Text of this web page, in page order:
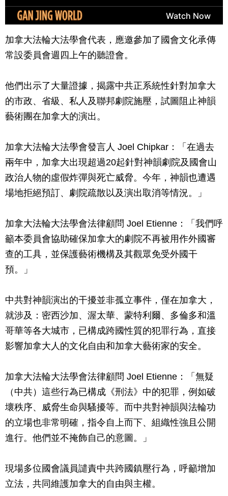
加拿大法輪大法學會代表，應邀參加了國會文化承傳
常設委員會週四上午的聽證會。
他們出示了大量證據，揭露中共正系統性針對加拿大
的市政、省級、私人及聯邦劇院施壓，試圖阻止神韻
藝術團在加拿大的演出。
加拿大法輪大法學會發言人 Joel Chipkar：「在過去
兩年中，加拿大出現超過20起針對神韻劇院及國會山
政治人物的虛假炸彈與死亡威脅。今年，神韻也遭遇
場地拒絕預訂、劇院疏散以及演出取消等情況。」
加拿大法輪大法學會法律顧問 Joel Etienne：「我們呼
籲本委員會協助確保加拿大的劇院不再被用作外國審
查的工具，並保護藝術機構及其觀眾免受外國干
預。」
中共對神韻演出的干擾並非孤立事件，僅在加拿大，
就涉及：密西沙加、渥太華、蒙特利爾、多倫多和溫
哥華等各大城市，已構成跨國性質的犯罪行為，直接
影響加拿大人的文化自由和加拿大藝術家的安全。
加拿大法輪大法學會法律顧問 Joel Etienne：「無疑
（中共）這些行為已構成《刑法》中的犯罪，例如破
壞秩序、威脅生命與騷擾等。而中共對神韻與法輪功
的立場也非常明確，指令自上而下、組織性強且公開
進行。他們並不掩飾自己的意圖。」
現場多位國會議員譴責中共跨國鎮壓行為，呼籲增加
立法，共同維護加拿大的自由與主權。